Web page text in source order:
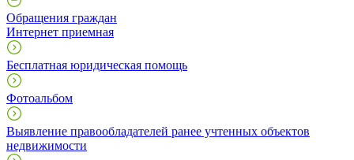
Обращения граждан
Интернет приемная
Бесплатная юридическая помощь
Фотоальбом
Выявление правообладателей ранее учтенных объектов
недвижимости